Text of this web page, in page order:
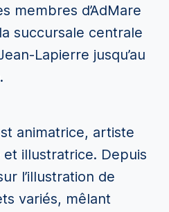
membres d’AdMare
succursale centrale
Lapierre jusqu’au
animatrice, artiste
illustratrice. Depuis
l’illustration de
variés, mêlant